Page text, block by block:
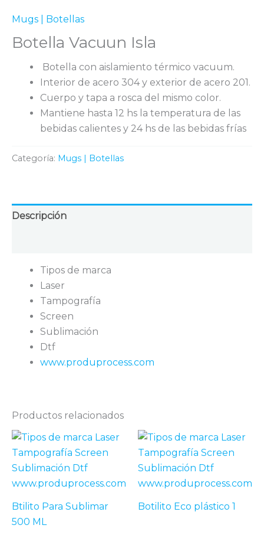
Mugs | Botellas
Botella Vacuun Isla
Botella con aislamiento térmico vacuum.
Interior de acero 304 y exterior de acero 201.
Cuerpo y tapa a rosca del mismo color.
Mantiene hasta 12 hs la temperatura de las
bebidas calientes y 24 hs de las bebidas frías
Categoría: Mugs | Botellas
Descripción
Tipos de marca
Laser
Tampografía
Screen
Sublimación
Dtf
www.produprocess.com
Productos relacionados
Btilito Para Sublimar
500 ML
Botilito Eco plástico 1